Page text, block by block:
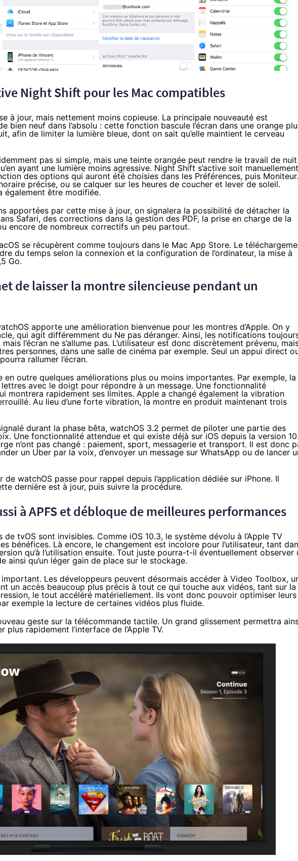
Night Shift pour les Mac compatibles
à jour, mais nettement moins copieuse. La principale nouveauté est
bien neuf dans l’absolu : cette fonction bascule l’écran dans une orange
afin de limiter la lumière bleue, dont on sait qu’elle maintient le cerveau
pas si simple, mais une teinte orangée peut rendre le travail de nuit
ayant une lumière moins agressive. Night Shift s’active soit
des options qui auront été choisies dans les Préférences, puis Moniteur.
précise, ou se calquer sur les heures de coucher et lever de soleil.
également être modifiée.
apportées par cette mise à jour, on signalera la possibilité de détacher la
Safari, des corrections dans la gestion des PDF, la prise en charge de la
encore de nombreux correctifs un peu partout.
se récupèrent comme toujours dans le Mac App Store. Le
du temps selon la connexion et la configuration de l’ordinateur, la mise à
Go.
de laisser la montre silencieuse pendant un
apporte une amélioration bienvenue pour les montres d’Apple. On y
qui agit différemment du Ne pas déranger. Ainsi, les notifications
l’écran ne s’allume pas. L’utilisateur est donc discrètement prévenu,
personnes, dans une salle de cinéma par exemple. Seul un appui direct
rallumer l’écran.
outre quelques améliorations plus ou moins importantes. Par exemple, la
avec le doigt pour répondre à un message. Une fonctionnalité
montrera rapidement ses limites. Apple a changé également la vibration
Au lieu d’une forte vibration, la montre en produit maintenant trois
durant la phase bêta, watchOS 3.2 permet de piloter une partie des
Une fonctionnalité attendue et qui existe déjà sur iOS depuis la version 10.
n’ont pas changé : paiement, sport, messagerie et transport. Il est donc
un Uber par la voix, d’envoyer un message sur WhatsApp ou de lancer
de watchOS passe pour rappel depuis l’application dédiée sur iPhone. Il
dernière est à jour, puis suivre la procédure.
àAPFSet débloque de meilleures performances
tvOS sont invisibles. Comme iOS 10.3, le système dévolu à l’Apple TV
bénéfices. Là encore, le changement est incolore pour l’utilisateur, tant
qu’à l’utilisation ensuite. Tout juste pourra-t-il éventuellement observer
ainsi qu’un léger gain de place sur le stockage.
Les développeurs peuvent désormais accéder à Video Toolbox,
un accès beaucoup plus précis à tout ce qui touche aux vidéos, tant sur la
le tout accéléré matériellement. Ils vont donc pouvoir optimiser leurs
exemple la lecture de certaines vidéos plus fluide.
geste sur la télécommande tactile. Un grand glissement permettra
rapidement l’interface de l’Apple TV.